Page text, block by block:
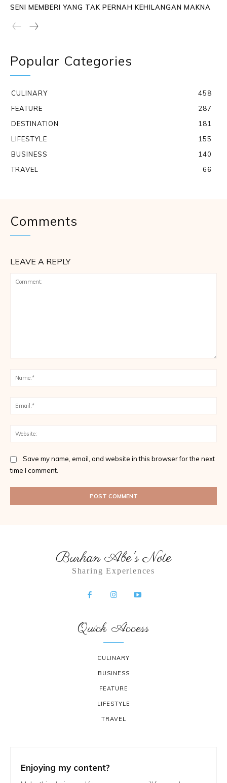
SENI MEMBERI YANG TAK PERNAH KEHILANGAN MAKNA
Popular Categories
CULINARY
458
FEATURE
287
DESTINATION
181
LIFESTYLE
155
BUSINESS
140
TRAVEL
66
Comments
LEAVE A REPLY
Save my name, email, and website in this browser for the next
time I comment.
Burhan Abe's Note
Sharing Experiences
Quick Access
CULINARY
BUSINESS
FEATURE
LIFESTYLE
TRAVEL
Enjoying my content?